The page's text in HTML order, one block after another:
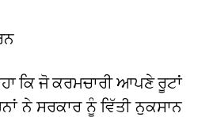
ਕਿ ਜੋ ਕਰਮਚਾਰੀ ਆਪਣੇ ਰੂਟਾਂ
ਨੇ ਸਰਕਾਰ ਨੂੰ ਵਿੱਤੀ ਨੁਕਸਾਨ